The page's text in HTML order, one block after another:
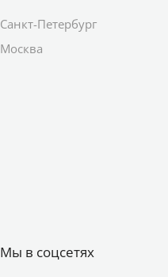
Санкт-Петербург
Москва
Мы в соцсетях